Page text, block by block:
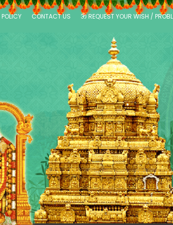
CONTACT US ॐ REQUEST YOUR WISH /